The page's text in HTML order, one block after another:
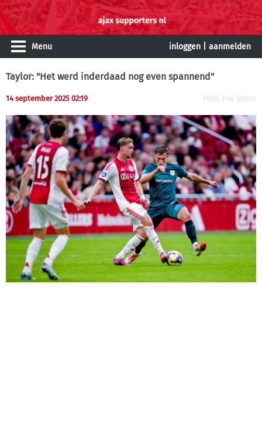
Menu inloggen aanmelden
Taylor: "Het werd inderdaad nog even spannend"
14 september 2025 02:19 Foto: Pro Shots